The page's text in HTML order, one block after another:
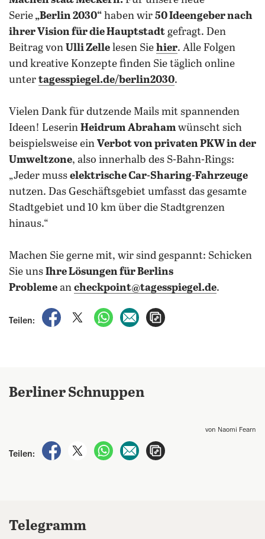
Serie „Berlin 2030“ haben wir 50 Ideengeber nach
ihrer Vision für die Hauptstadt gefragt. Den
Beitrag von Ulli Zelle lesen Sie hier. Alle Folgen
und kreative Konzepte finden Sie täglich online
unter tagesspiegel.de/berlin2030.
Vielen Dank für dutzende Mails mit spannenden
Ideen! Leserin Heidrum Abrahamwünscht sich
beispielsweise ein Verbot von privaten PKW in der
Umweltzone, also innerhalb des S-Bahn-Rings:
„Jeder muss elektrische Car-Sharing-Fahrzeuge
nutzen. Das Geschäftsgebiet umfasst das gesamte
Stadtgebiet und 10 km über die Stadtgrenzen
hinaus.“
Machen Sie gerne mit, wir sind gespannt: Schicken
Sie uns Ihre Lösungen für Berlins
Probleme an checkpoint@tagesspiegel.de.
Teilen:
auf Facebook teilen
auf X teilenper WhatsApp teilen
per E-Mail teilen
Berliner Schnuppen
von Naomi Fearn
Teilen:
auf Facebook teilen
auf X teilenper WhatsApp teilen
per E-Mail teilen
Telegramm